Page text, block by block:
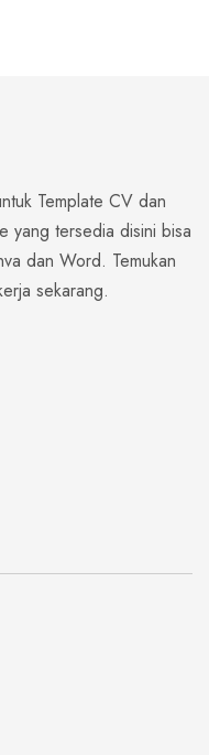
Template CV dan
yang tersedia disini bisa
dan Word. Temukan
sekarang.